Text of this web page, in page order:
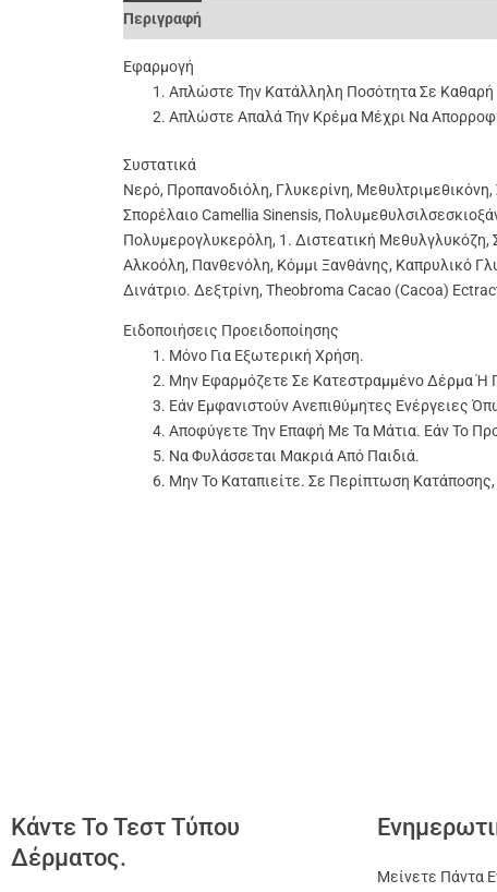
Περιγραφή
Εφαρμογή
Απλώστε Την Κατάλληλη Ποσότητα Σε Καθαρή
Απλώστε Απαλά Την Κρέμα Μέχρι Να
Συστατικά
Νερό, Προπανοδιόλη, Γλυκερίνη,
Σπορέλαιο Camellia Sinensis,
Πολυμερογλυκερόλη, 1. Διστεατική
Αλκοόλη, Πανθενόλη, Κόμμι Ξανθάνης, Καπρυλικό
Δινάτριο. Δεξτρίνη, Theobroma Cacao (Cacoa)
Ειδοποιήσεις Προειδοποίησης
Μόνο Για Εξωτερική Χρήση.
Μην Εφαρμόζετε Σε Κατεστραμμένο Δέρμα Ή
Εάν Εμφανιστούν Ανεπιθύμητες Ενέργειες
Αποφύγετε Την Επαφή Με Τα Μάτια. Εάν Το
Να Φυλάσσεται Μακριά Από Παιδιά.
Μην Το Καταπιείτε. Σε Περίπτωση
Κάντε Το Τεστ Τύπου
Δέρματος.
Μείνετε Πάντα